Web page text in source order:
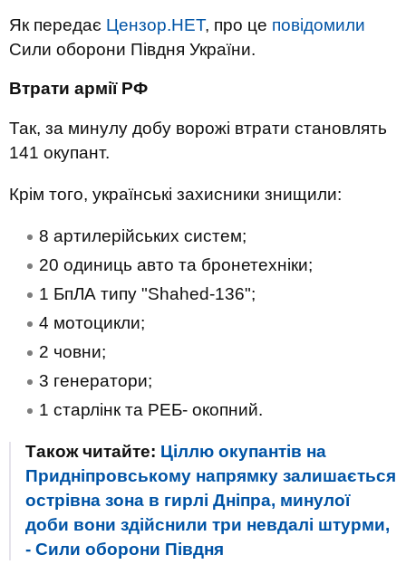
Як передає Цензор.НЕТ, про це повідомили
Сили оборони Півдня України.
Втрати армії РФ
Так, за минулу добу ворожі втрати становлять
141 окупант.
Крім того, українські захисники знищили:
8 артилерійських систем;
20 одиниць авто та бронетехніки;
1 БпЛА типу "Shahed-136";
4 мотоцикли;
2 човни;
3 генератори;
1 старлінк та РЕБ- окопний.
Також читайте: Ціллю окупантів на
Придніпровському напрямку залишається
острівна зона в гирлі Дніпра, минулої
доби вони здійснили три невдалі штурми,
- Сили оборони Півдня